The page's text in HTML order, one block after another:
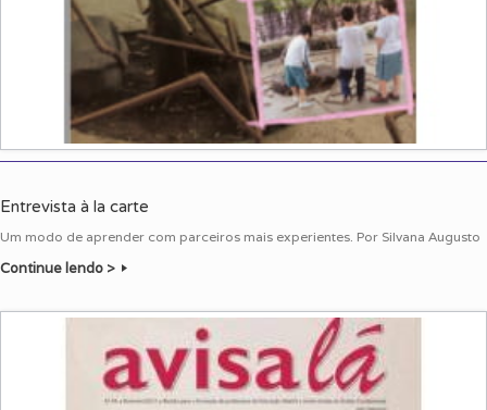
Entrevista à la carte
Um modo de aprender com parceiros mais experientes. Por Silvana Augusto
Continue lendo >